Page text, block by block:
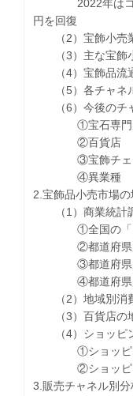
2022年はコロ
円を回復
（2）宝飾小売
（3）主な宝飾
（4）宝飾品流
（5）各チャネ
（6）今後のチ
①宝石専門
②百貨店
③宝飾チェ
④異業種
2.宝飾品小売市場の
（1）商業統計調
①全国の「ジュ
②都道府県別
③都道府県別
④都道府県別
（2）地域別消
（3）百貨店の
（4）ショッピン
①ショッピング
②ショッピング
3.販売チャネル別分